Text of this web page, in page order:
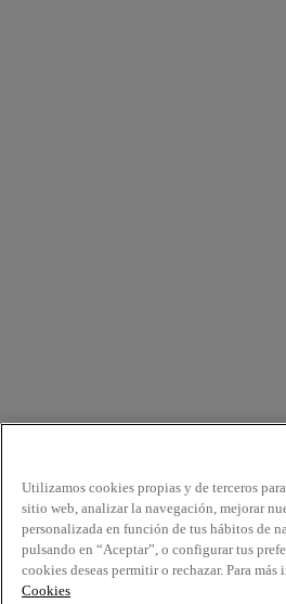
Utilizamos cookies propias y de terceros
sitio web, analizar la navegación, mejorar
personalizada en función de tus hábitos de
pulsando en “Aceptar”, o configurar tus
cookies deseas permitir o rechazar. Para
Cookies